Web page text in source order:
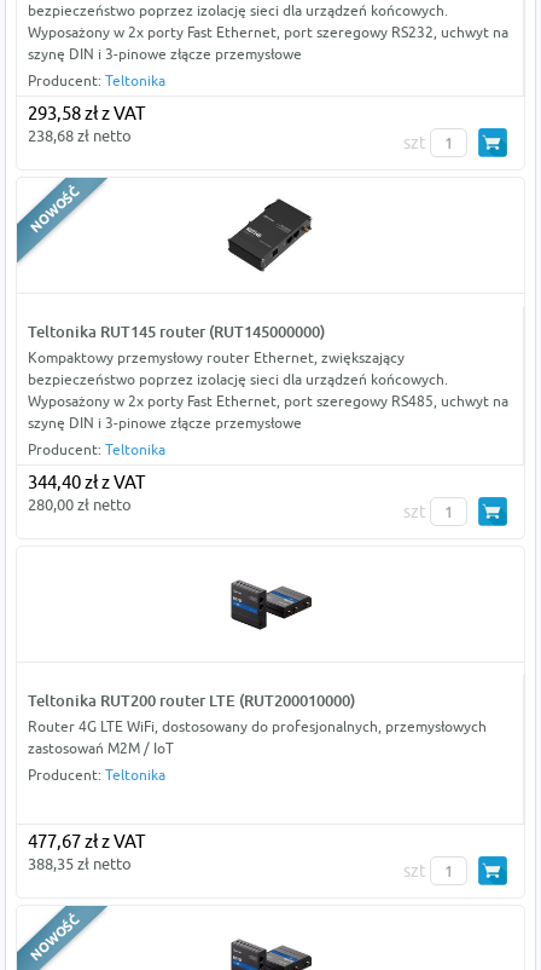
bezpieczeństwo poprzez izolację sieci dla urządzeń końcowych.
Wyposażony w 2x porty Fast Ethernet, port szeregowy RS232, uchwyt na
szynę DIN i 3-pinowe złącze przemysłowe
Producent: Teltonika
293,58 zł z VAT
238,68 zł netto szt
Teltonika RUT145 router (RUT145000000)
Kompaktowy przemysłowy router Ethernet, zwiększający
bezpieczeństwo poprzez izolację sieci dla urządzeń końcowych.
Wyposażony w 2x porty Fast Ethernet, port szeregowy RS485, uchwyt na
szynę DIN i 3-pinowe złącze przemysłowe
Producent: Teltonika
344,40 zł z VAT
280,00 zł netto szt
Teltonika RUT200 router LTE (RUT200010000)
Router 4G LTE WiFi, dostosowany do profesjonalnych, przemysłowych
zastosowań M2M / IoT
Producent: Teltonika
477,67 zł z VAT
388,35 zł netto szt